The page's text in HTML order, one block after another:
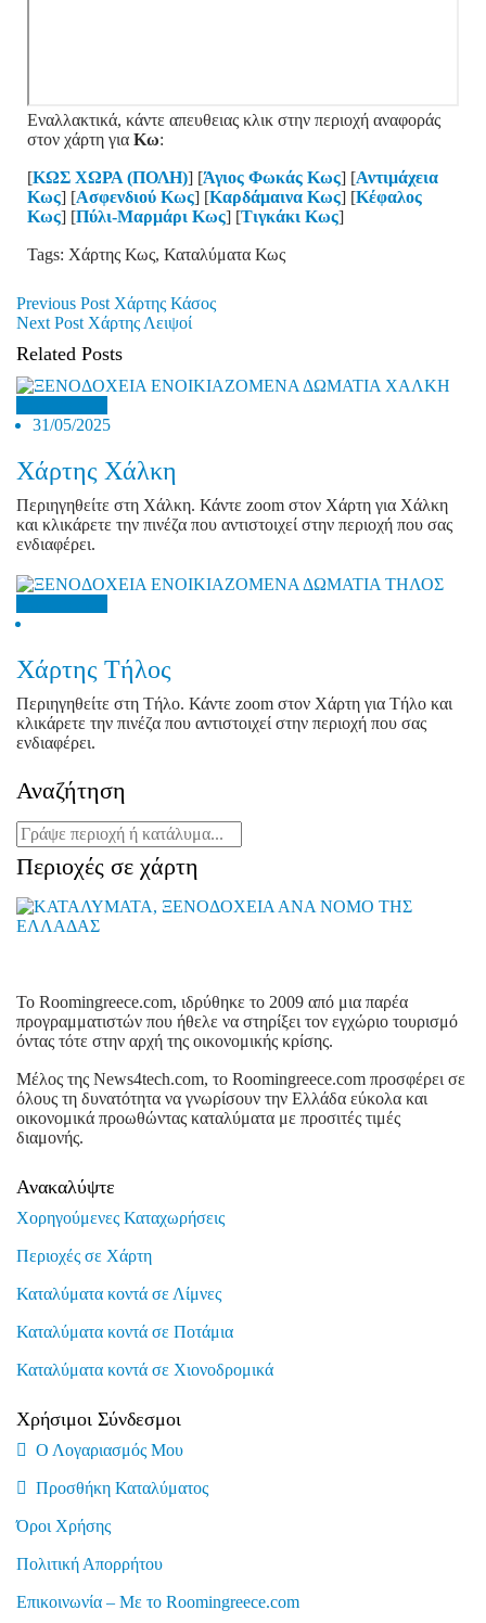
Εναλλακτικά, κάντε απευθειας κλικ στην περιοχή αναφοράς
στον χάρτη για Κω:
[ΚΩΣ ΧΩΡΑ (ΠΟΛΗ)] [Άγιος Φωκάς Κως] [Αντιμάχεια
Κως] [Ασφενδιού Κως] [Καρδάμαινα Κως] [Κέφαλος
Κως] [Πύλι-Μαρμάρι Κως] [Τιγκάκι Κως]
Tags: Χάρτης Κως, Καταλύματα Κως
Post
navigation
Previous Post Χάρτης Κάσος
Next Post Χάρτης Λειψοί
Related Posts
31/05/2025
Χάρτης Χάλκη
Περιηγηθείτε στη Χάλκη. Κάντε zoom στον Χάρτη για Χάλκη
και κλικάρετε την πινέζα που αντιστοιχεί στην περιοχή που σας
ενδιαφέρει.
Χάρτης Τήλος
Περιηγηθείτε στη Τήλο. Κάντε zoom στον Χάρτη για Τήλο και
κλικάρετε την πινέζα που αντιστοιχεί στην περιοχή που σας
ενδιαφέρει.
Αναζήτηση
Περιοχές σε χάρτη
To Roomingreece.com, ιδρύθηκε το 2009 από μια παρέα
προγραμματιστών που ήθελε να στηρίξει τον εγχώριο τουρισμό
όντας τότε στην αρχή της οικονομικής κρίσης.
Μέλος της News4tech.com, το Roomingreece.com προσφέρει σε
όλους τη δυνατότητα να γνωρίσουν την Ελλάδα εύκολα και
οικονομικά προωθώντας καταλύματα με προσιτές τιμές
διαμονής.
Ανακαλύψτε
Χορηγούμενες Καταχωρήσεις
Περιοχές σε Χάρτη
Καταλύματα κοντά σε Λίμνες
Καταλύματα κοντά σε Ποτάμια
Καταλύματα κοντά σε Χιονοδρομικά
Χρήσιμοι Σύνδεσμοι
Ο Λογαριασμός Μου
Προσθήκη Καταλύματος
Όροι Χρήσης
Πολιτική Απορρήτου
Επικοινωνία – Με το Roomingreece.com